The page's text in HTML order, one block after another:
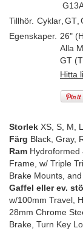
Tillhör. Cyklar GT
Egenskaper. 26"
Alla
GT
Hitta
Storlek XS, S, M,
Färg Black, Gray,
Ram
Frame, w/ Triple
Brake Mounts,
Gaffel eller ev.
w/100mm Travel,
28mm Chrome
Brake, Turn Key